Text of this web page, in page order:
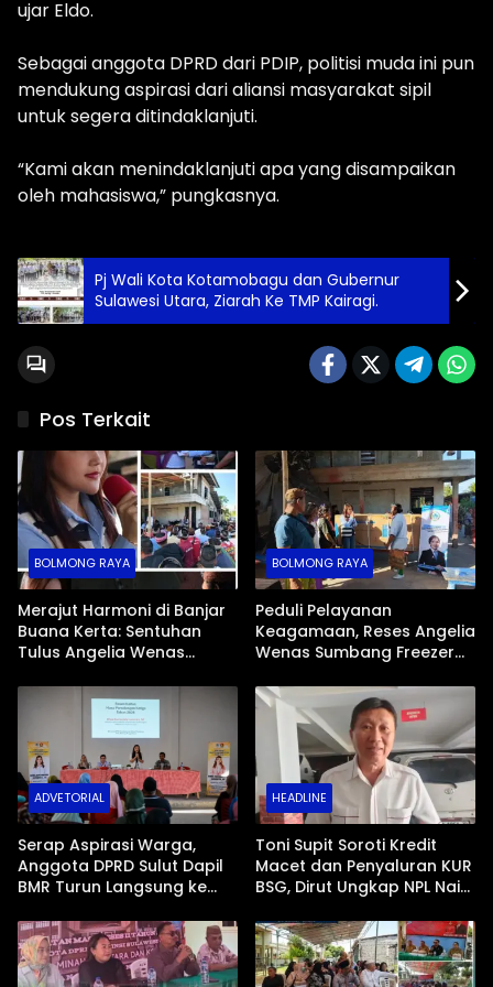
ujar Eldo.
Sebagai anggota DPRD dari PDIP, politisi muda ini pun
mendukung aspirasi dari aliansi masyarakat sipil
untuk segera ditindaklanjuti.
“Kami akan menindaklanjuti apa yang disampaikan
oleh mahasiswa,” pungkasnya.
Pj Wali Kota Kotamobagu dan Gubernur
Sulawesi Utara, Ziarah Ke TMP Kairagi.
Pos Terkait
BOLMONG RAYA
Merajut Harmoni di Banjar
Buana Kerta: Sentuhan
Tulus Angelia Wenas
Mopugad
BOLMONG RAYA
Peduli Pelayanan
Keagamaan, Reses Angelia
Wenas Sumbang Freezer
di Mopugad Bolmong
ADVETORIAL
Serap Aspirasi Warga,
Anggota DPRD Sulut Dapil
BMR Turun Langsung ke
HEADLINE
Toni Supit Soroti Kredit
Macet dan Penyaluran KUR
BSG, Dirut Ungkap NPL Naik